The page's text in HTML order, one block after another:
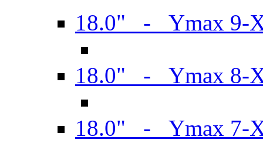
18.0" - Ymax 9-
18.0" - Ymax 8-
18.0" - Ymax 7-